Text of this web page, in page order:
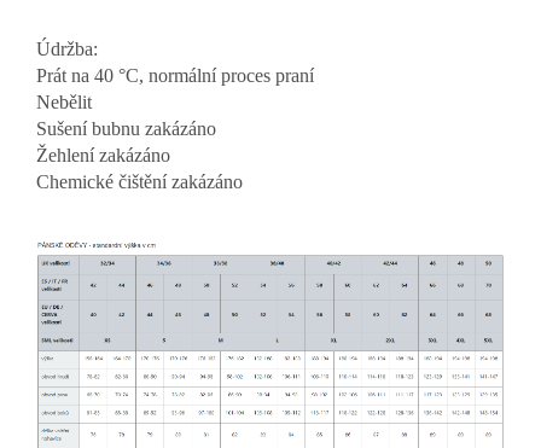
Údržba:
Prát na 40 °C, normální proces praní
Nebělit
Sušení bubnu zakázáno
Žehlení zakázáno
Chemické čištění zakázáno